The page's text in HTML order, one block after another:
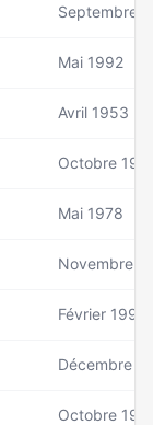
Septembre
Mai 1992
Avril 1953
Octobre
Mai 1978
Novembre
Février 1992
Décembre
Octobre